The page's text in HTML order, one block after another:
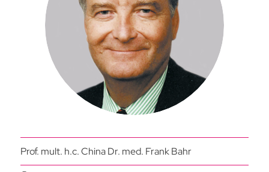
Prof. mult. h.c. China Dr. med. Frank Bahr